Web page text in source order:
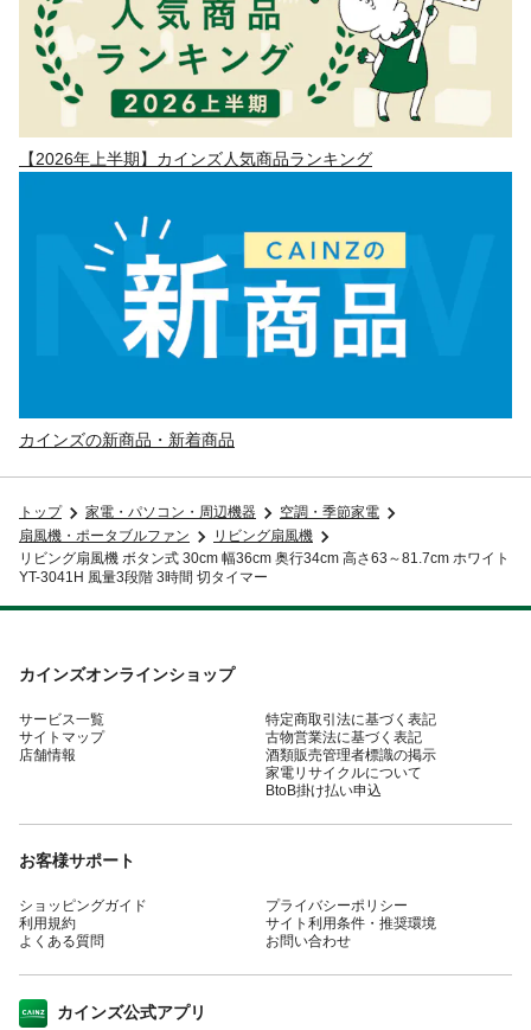
【2026年上半期】カインズ人気商品ランキング
カインズの新商品・新着商品
トップ 家電・パソコン・周辺機器
空調・季節家電
扇風機・ポータブルファン
リビング扇風機
リビング扇風機 ボタン式 30cm 幅36cm 奥行34cm 高さ63～81.7cm ホワイト
YT-3041H 風量3段階 3時間 切タイマー
カインズオンラインショップ
サービス一覧
サイトマップ
店舗情報
特定商取引法に基づく表記
古物営業法に基づく表記
酒類販売管理者標識の掲示
家電リサイクルについて
BtoB掛け払い申込
お客様サポート
ショッピングガイド
利用規約
よくある質問
プライバシーポリシー
サイト利用条件・推奨環境
お問い合わせ
カインズ公式アプリ